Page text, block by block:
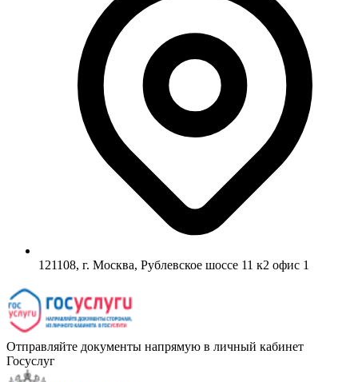
121108, г. Москва, Рублевское шоссе 11 к2 офис 1
Отправляйте документы напрямую в личный кабинет
Госуслуг